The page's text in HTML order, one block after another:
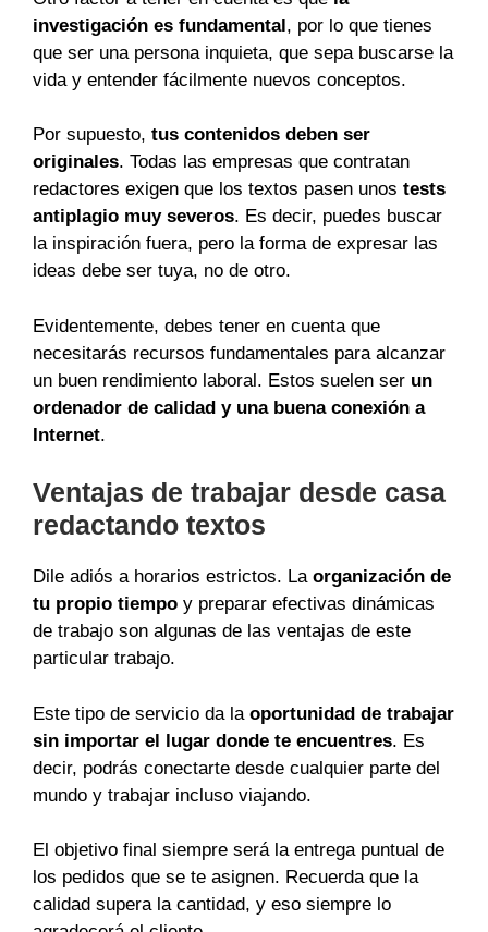
investigación es fundamental, por lo que tienes
que ser una persona inquieta, que sepa buscarse la
vida y entender fácilmente nuevos conceptos.
Por supuesto, tus contenidos deben ser
originales. Todas las empresas que contratan
redactores exigen que los textos pasen unos tests
antiplagio muy severos. Es decir, puedes buscar
la inspiración fuera, pero la forma de expresar las
ideas debe ser tuya, no de otro.
Evidentemente, debes tener en cuenta que
necesitarás recursos fundamentales para alcanzar
un buen rendimiento laboral. Estos suelen ser un
ordenador de calidad y una buena conexión a
Internet.
Ventajas de trabajar desde casa
redactando textos
Dile adiós a horarios estrictos. La organización de
tu propio tiempo y preparar efectivas dinámicas
de trabajo son algunas de las ventajas de este
particular trabajo.
Este tipo de servicio da la oportunidad de trabajar
sin importar el lugar donde te encuentres. Es
decir, podrás conectarte desde cualquier parte del
mundo y trabajar incluso viajando.
El objetivo final siempre será la entrega puntual de
los pedidos que se te asignen. Recuerda que la
calidad supera la cantidad, y eso siempre lo